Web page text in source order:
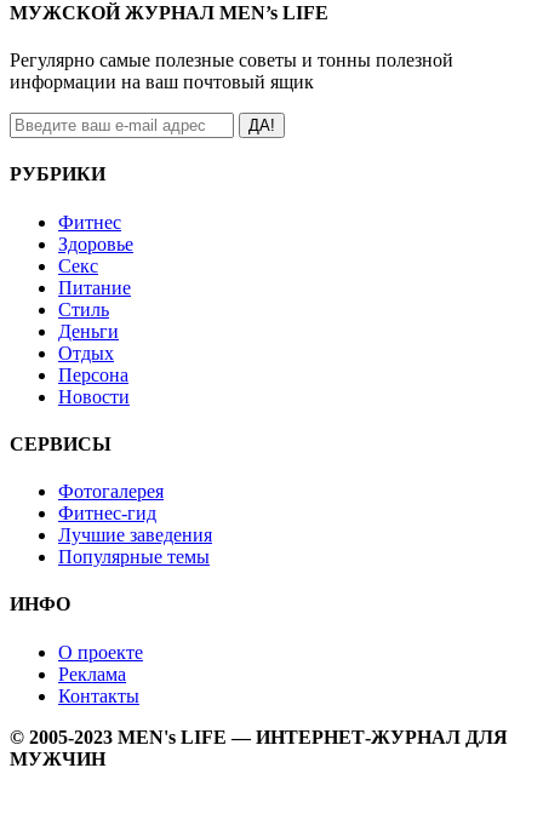
МУЖСКОЙ ЖУРНАЛ MEN’s LIFE
Регулярно самые полезные советы и тонны полезной
информации на ваш почтовый ящик
ДА!
РУБРИКИ
Фитнес
Здоровье
Секс
Питание
Стиль
Деньги
Отдых
Персона
Новости
СЕРВИСЫ
Фотогалерея
Фитнес-гид
Лучшие заведения
Популярные темы
ИНФО
О проекте
Реклама
Контакты
© 2005-2023 MEN's LIFE — ИНТЕРНЕТ-ЖУРНАЛ ДЛЯ
МУЖЧИН